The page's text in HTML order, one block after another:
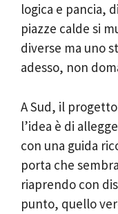
logica e pancia,
piazze calde si
diverse ma uno
adesso, non
A Sud, il
l’idea è di
con una guida
porta che
riaprendo con
punto, quello